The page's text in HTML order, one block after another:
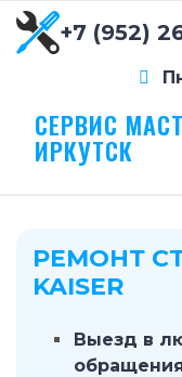
+7 (952)
СЕРВИС
ИРКУТСК
РЕМОНТ
KAISER
Выезд в